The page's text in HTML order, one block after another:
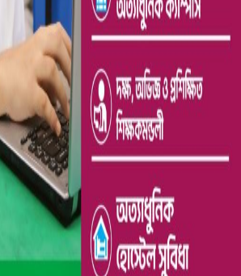
গুঞ্জন